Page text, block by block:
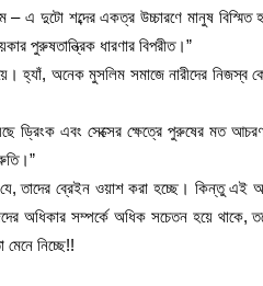
– এ দুটো শব্দের একত্র উচ্চারণে মানুষ
পুরুষতান্ত্রিক ধারণার বিপরীত।”
হ্যাঁ, অনেক মুসলিম সমাজে নারীদের
ড্রিংক এবং সেক্সের ক্ষেত্রে পুরুষের মত
তাদের ব্রেইন ওয়াশ করা হচ্ছে। কিন্তু এই
অধিকার সম্পর্কে অধিক সচেতন হয়ে
মেনে নিচ্ছে!!